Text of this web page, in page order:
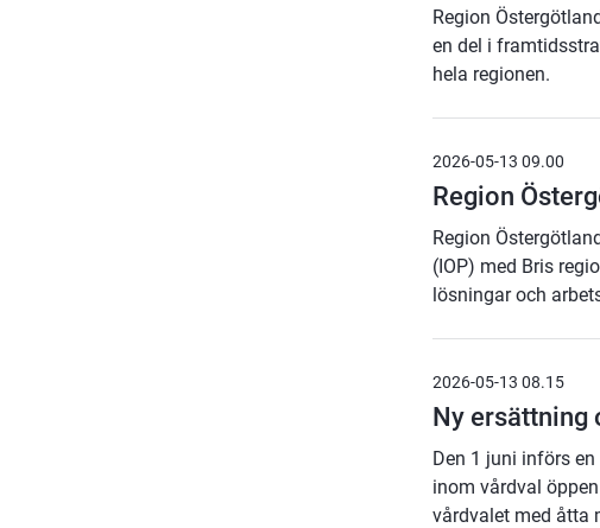
Region
en del i
hela regionen.
2026-05-13 09.00
Region
Region
(IOP) med Bris
lösningar och
2026-05-13 08.15
Ny ersättning
Den 1 juni införs
inom vårdval
vårdvalet med åtta